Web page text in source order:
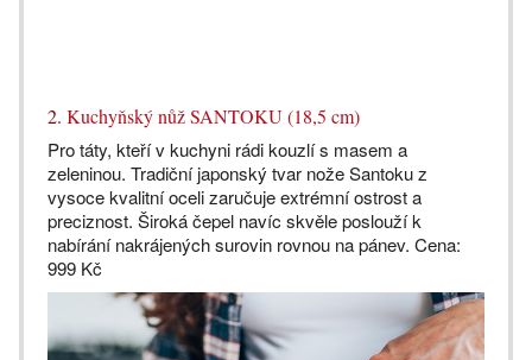
2. Kuchyňský nůž SANTOKU (18,5 cm)
Pro táty, kteří v kuchyni rádi kouzlí s masem a
zeleninou. Tradiční japonský tvar nože Santoku z
vysoce kvalitní oceli zaručuje extrémní ostrost a
preciznost. Široká čepel navíc skvěle poslouží k
nabírání nakrájených surovin rovnou na pánev. Cena:
999 Kč